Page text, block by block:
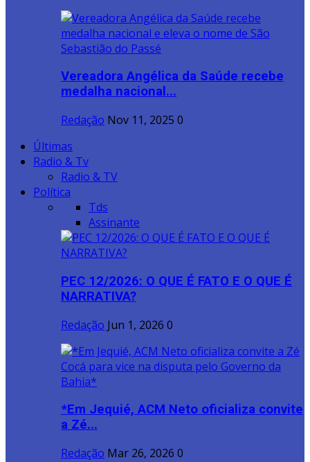
Vereadora Angélica da Saúde recebe
medalha nacional...
Redação Nov 11, 2025 0
Últimas
Radio & Tv
Radio & TV
Política
Tds
Assinante
PEC 12/2026: O QUE É FATO E O QUE É
NARRATIVA?
Redação Jun 1, 2026 0
*Em Jequié, ACM Neto oficializa convite
a Zé...
Redação Mar 26, 2026 0